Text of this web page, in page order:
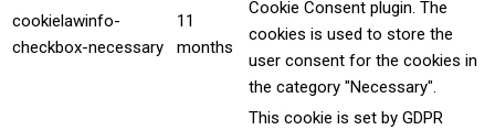
cookielawinfo-
checkbox-necessary
11
months
Cookie Consent plugin. The
cookies is used to store the
user consent for the cookies in
the category "Necessary".
This cookie is set by GDPR